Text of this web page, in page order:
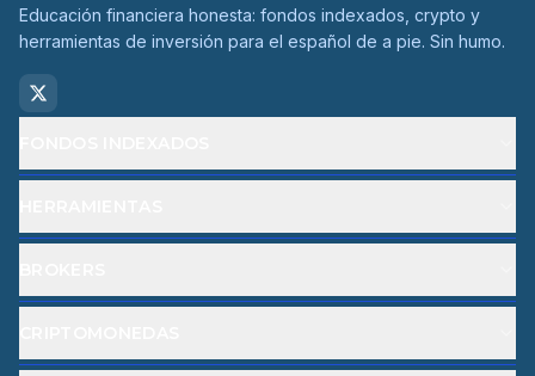
Educación financiera honesta: fondos indexados, crypto y
herramientas de inversión para el español de a pie. Sin humo.